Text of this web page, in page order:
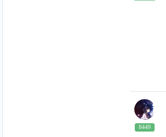
8449